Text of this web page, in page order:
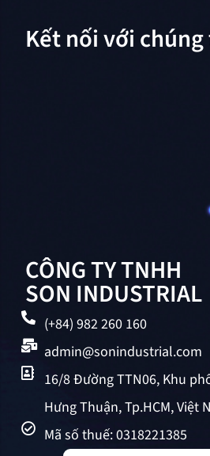
CÔNG TY TNHH
SON INDUSTRIAL
(+84) 982 260 160
admin@sonindustrial.com
16/8 Đường TTN06, Khu
Hưng Thuận, Tp.HCM, Việt
Mã số thuế: 0318221385
Kết nối với